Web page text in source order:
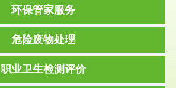
环保管家服务
危险废物处理
职业卫生检测评价